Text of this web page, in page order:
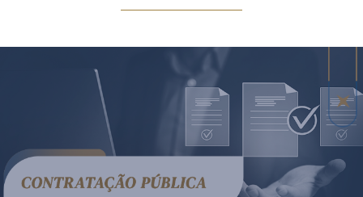
Como publicar conosco
Contato
Termos de uso
Política de Privacidade
Guia de Direitos dos Titulares de Dados
Encarregado (contato)